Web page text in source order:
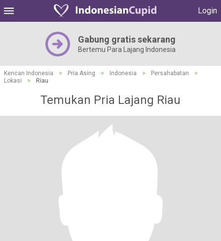
Login
Gabung gratis sekarang
Bertemu Para Lajang Indonesia
Kencan Indonesia > Pria Asing > Indonesia > Persahabatan
>
Lokasi
> Riau
Temukan Pria Lajang Riau